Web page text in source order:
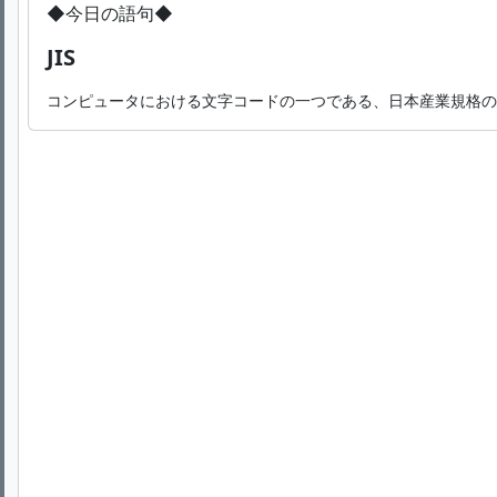
◆今日の語句◆
JIS
コンピュータにおける文字コードの一つである、日本産業規格の